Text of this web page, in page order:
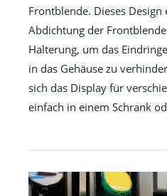
Frontblende. Dieses
Abdichtung der
Halterung, um das
in das Gehäuse zu
sich das Display für
einfach in einem Schrank